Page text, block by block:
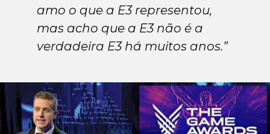
amo o que a E3 representou,
mas acho que a E3 não é a
verdadeira E3 há muitos anos.”